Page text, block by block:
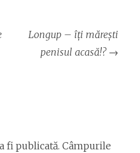
Longup – îți mărești
penisul acasă!? →
fi publicată. Câmpurile